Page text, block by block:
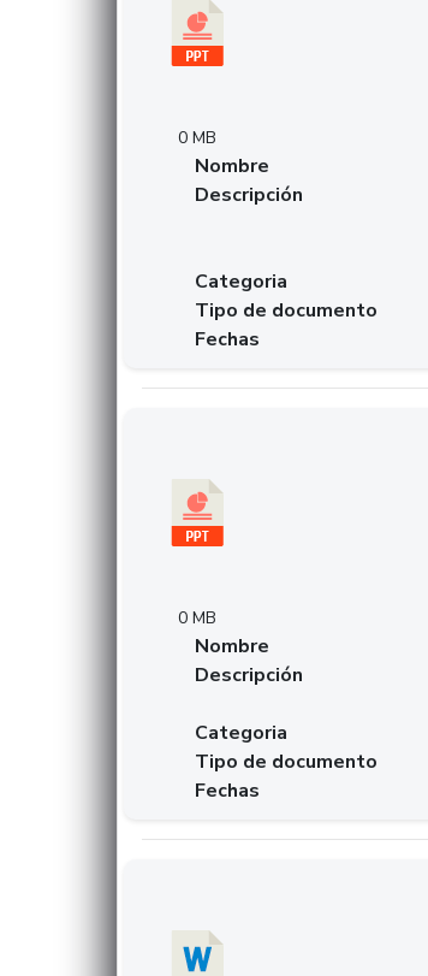
0 MB
Nombre
Descripción
Categoria
Tipo de documento
Fechas
0 MB
Nombre
Descripción
Categoria
Tipo de documento
Fechas